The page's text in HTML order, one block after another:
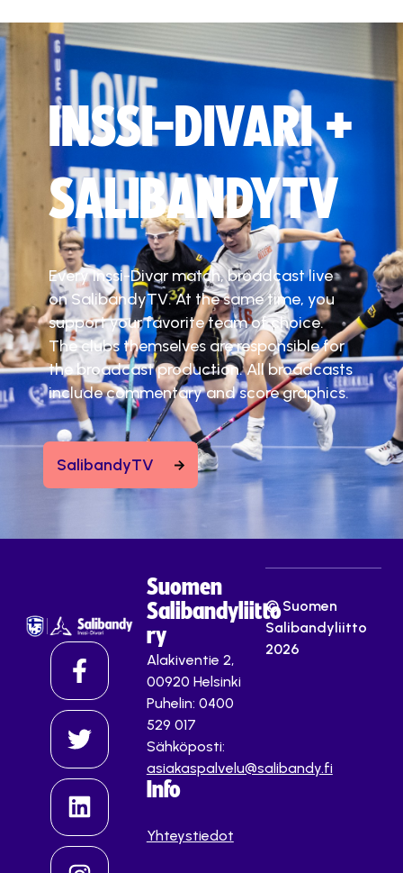
INSSI-DIVARI +
SALIBANDYTV
Every Inssi-Divar match, broadcast live
on SalibandyTV. At the same time, you
support your favorite team of choice.
The clubs themselves are responsible for
the broadcast production. All broadcasts
include commentary and score graphics.
SalibandyTV
Suomen
Salibandyliitto
ry
Alakiventie 2,
00920 Helsinki
Puhelin: 0400
529 017
Sähköposti:
asiakaspalvelu@salibandy.fi
Info
Yhteystiedot
© Suomen
Salibandyliitto
2026